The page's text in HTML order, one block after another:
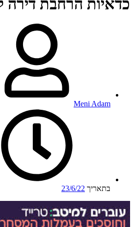
כדאיות הרחבת
Meni Adam
בתאריך 23/6/22